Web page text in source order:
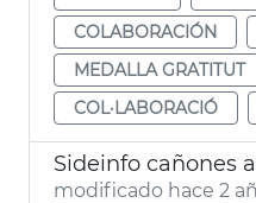
COLABORACIÓN
MEDALLA GRATITUT
COL·LABORACIÓ
Sideinfo cañones
modificado hace 2